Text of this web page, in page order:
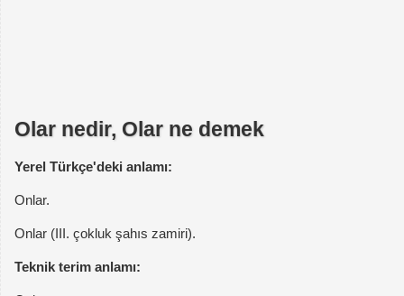
Olar nedir, Olar ne demek
Yerel Türkçe'deki anlamı:
Onlar.
Onlar (III. çokluk şahıs zamiri).
Teknik terim anlamı: